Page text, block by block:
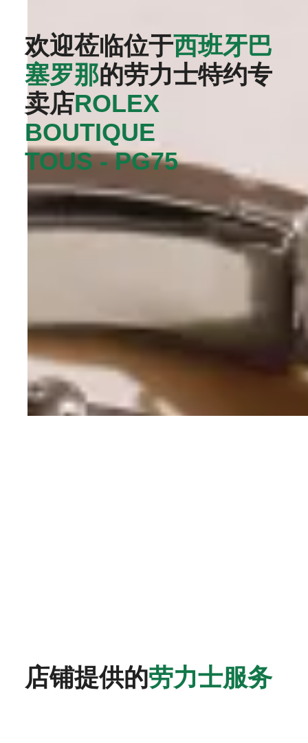
欢迎莅临位于西班牙巴
塞罗那的劳力士特约专
卖店‭ROLEX
BOUTIQUE
TOUS - PG75‬
店铺提供的劳力士服务